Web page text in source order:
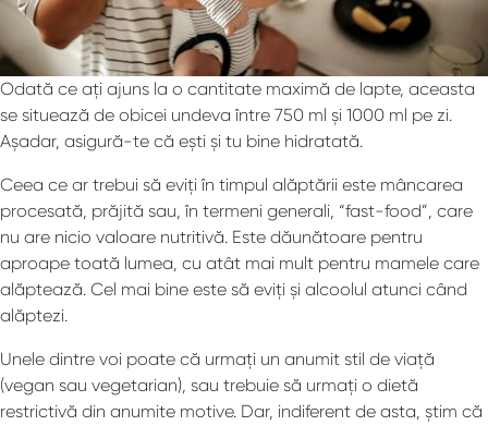
Odată ce ați ajuns la o cantitate maximă de lapte, aceasta
se situează de obicei undeva între 750 ml și 1000 ml pe zi.
Așadar, asigură-te că ești și tu bine hidratată.
Ceea ce ar trebui să eviți în timpul alăptării este mâncarea
procesată, prăjită sau, în termeni generali, “fast-food”, care
nu are nicio valoare nutritivă. Este dăunătoare pentru
aproape toată lumea, cu atât mai mult pentru mamele care
alăptează. Cel mai bine este să eviți și alcoolul atunci când
alăptezi.
Unele dintre voi poate că urmați un anumit stil de viață
(vegan sau vegetarian), sau trebuie să urmați o dietă
restrictivă din anumite motive. Dar, indiferent de asta, știm că